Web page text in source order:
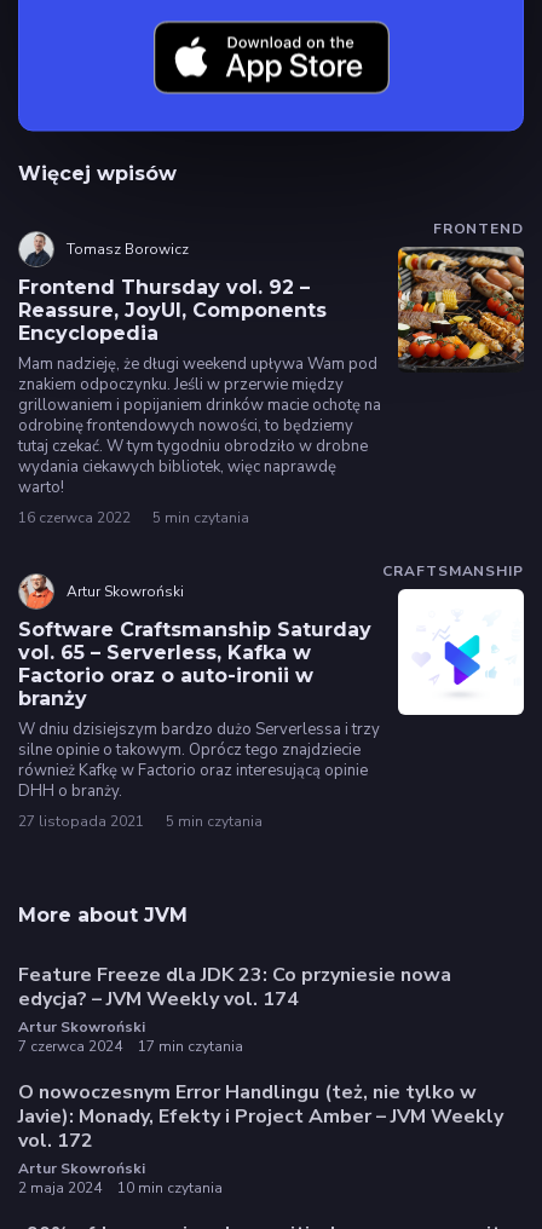
Więcej wpisów
FRONTEND
Tomasz Borowicz
Frontend Thursday vol. 92 –
Reassure, JoyUI, Components
Encyclopedia
Mam nadzieję, że długi weekend upływa Wam pod
znakiem odpoczynku. Jeśli w przerwie między
grillowaniem i popijaniem drinków macie ochotę na
odrobinę frontendowych nowości, to będziemy
tutaj czekać. W tym tygodniu obrodziło w drobne
wydania ciekawych bibliotek, więc naprawdę
warto!
16 czerwca 2022 5 min czytania
CRAFTSMANSHIP
Artur Skowroński
Software Craftsmanship Saturday
vol. 65 – Serverless, Kafka w
Factorio oraz o auto-ironii w
branży
W dniu dzisiejszym bardzo dużo Serverlessa i trzy
silne opinie o takowym. Oprócz tego znajdziecie
również Kafkę w Factorio oraz interesującą opinie
DHH o branży.
27 listopada 2021 5 min czytania
More about JVM
Feature Freeze dla JDK 23: Co przyniesie nowa
edycja? – JVM Weekly vol. 174
Artur Skowroński
7 czerwca 2024
17 min czytania
O nowoczesnym Error Handlingu (też, nie tylko w
Javie): Monady, Efekty i Project Amber – JVM Weekly
vol. 172
Artur Skowroński
2 maja 2024
10 min czytania